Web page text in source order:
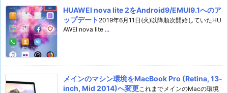
HUAWEI nova lite 2をAndroid9/EMUI9.1へのア
ップデート 2019年6月11日(火)以降順次開始していたHU
AWEI nova lite ...
メインのマシン環境をMacBook Pro (Retina, 13-
inch, Mid 2014)へ変更これまでメインのMacの環境